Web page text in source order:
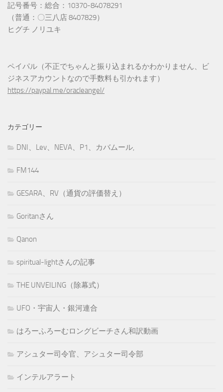
記号番号：総合：10370-84078291
（普通：〇三八店 8407829）
ヒグチ ノリユキ
ペイパル（不正でちゃんと振り込まれるかわかりません、ビ
ジネスアカウントなので手数料も引かれます）
https://paypal.me/oracleangel/
カテゴリー
DNI、Lev、NEVA、P1、カバムール,
FM144
GESARA、RV（通貨の評価替え）
Goritanさん
Qanon
spiritual-lightさんの記事
THE UNVEILING（除幕式）
UFO・宇宙人・銀河連合
はろーふろーむロングビーチさん和訳動画
アシュター司令官、アシュター司令部
インテルアラート